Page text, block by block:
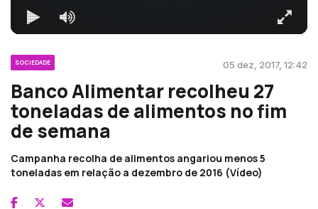
SOCIEDADE 05 dez, 2017, 12:42
Banco Alimentar recolheu 27
toneladas de alimentos no fim
de semana
Campanha recolha de alimentos angariou menos 5
toneladas em relação a dezembro de 2016 (Vídeo)